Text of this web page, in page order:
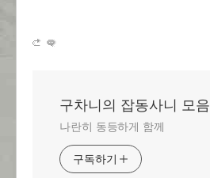
구차니의 잡동사니 모음
나란히 동등하게 함께
구독하기